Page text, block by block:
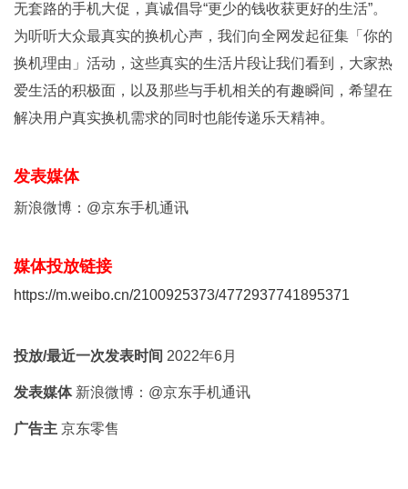
无套路的手机大促，真诚倡导“更少的钱收获更好的生活”。
为听听大众最真实的换机心声，我们向全网发起征集「你的
换机理由」活动，这些真实的生活片段让我们看到，大家热
爱生活的积极面，以及那些与手机相关的有趣瞬间，希望在
解决用户真实换机需求的同时也能传递乐天精神。
发表媒体
新浪微博：@京东手机通讯
媒体投放链接
https://m.weibo.cn/2100925373/4772937741895371
投放/最近一次发表时间 2022年6月
发表媒体新浪微博：@京东手机通讯
广告主 京东零售